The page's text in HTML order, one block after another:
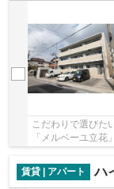
こだわりで選びた
「メルベーユ立
賃貸 | アパート
ハ